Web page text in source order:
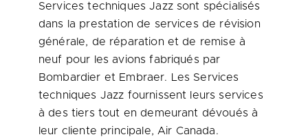
Services techniques Jazz sont spécialisés
dans la prestation de services de révision
générale, de réparation et de remise à
neuf pour les avions fabriqués par
Bombardier et Embraer. Les Services
techniques Jazz fournissent leurs services
à des tiers tout en demeurant dévoués à
leur cliente principale, Air Canada.